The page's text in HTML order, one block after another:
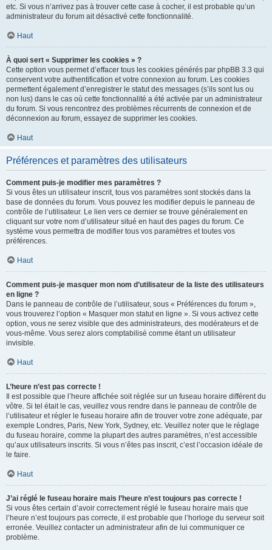
etc. Si vous n’arrivez pas à trouver cette case à cocher, il est probable qu’un
administrateur du forum ait désactivé cette fonctionnalité.
Haut
À quoi sert « Supprimer les cookies » ?
Cette option vous permet d’effacer tous les cookies générés par phpBB 3.3 qui
conservent votre authentification et votre connexion au forum. Les cookies
permettent également d’enregistrer le statut des messages (s’ils sont lus ou
non lus) dans le cas où cette fonctionnalité a été activée par un administrateur
du forum. Si vous rencontrez des problèmes récurrents de connexion et de
déconnexion au forum, essayez de supprimer les cookies.
Haut
Préférences et paramètres des utilisateurs
Comment puis-je modifier mes paramètres ?
Si vous êtes un utilisateur inscrit, tous vos paramètres sont stockés dans la
base de données du forum. Vous pouvez les modifier depuis le panneau de
contrôle de l’utilisateur. Le lien vers ce dernier se trouve généralement en
cliquant sur votre nom d’utilisateur situé en haut des pages du forum. Ce
système vous permettra de modifier tous vos paramètres et toutes vos
préférences.
Haut
Comment puis-je masquer mon nom d’utilisateur de la liste des utilisateurs
en ligne ?
Dans le panneau de contrôle de l’utilisateur, sous « Préférences du forum »,
vous trouverez l’option « Masquer mon statut en ligne ». Si vous activez cette
option, vous ne serez visible que des administrateurs, des modérateurs et de
vous-même. Vous serez alors comptabilisé comme étant un utilisateur
invisible.
Haut
L’heure n’est pas correcte !
Il est possible que l’heure affichée soit réglée sur un fuseau horaire différent du
vôtre. Si tel était le cas, veuillez vous rendre dans le panneau de contrôle de
l’utilisateur et régler le fuseau horaire afin de trouver votre zone adéquate, par
exemple Londres, Paris, New York, Sydney, etc. Veuillez noter que le réglage
du fuseau horaire, comme la plupart des autres paramètres, n’est accessible
qu’aux utilisateurs inscrits. Si vous n’êtes pas inscrit, c’est l’occasion idéale de
le faire.
Haut
J’ai réglé le fuseau horaire mais l’heure n’est toujours pas correcte !
Si vous êtes certain d’avoir correctement réglé le fuseau horaire mais que
l’heure n’est toujours pas correcte, il est probable que l’horloge du serveur soit
erronée. Veuillez contacter un administrateur afin de lui communiquer ce
problème.